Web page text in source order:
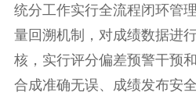
统分工作实行全流程闭环管
量回溯机制，对成绩数据进
核，实行评分偏差预警干预
合成准确无误、成绩发布安全